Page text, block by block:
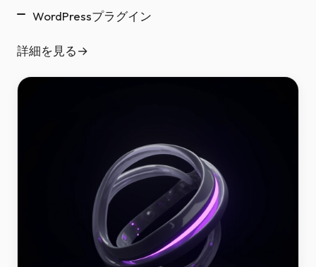
WordPressプラグイン
詳細を見る